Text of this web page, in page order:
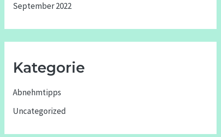
September 2022
Kategorie
Abnehmtipps
Uncategorized